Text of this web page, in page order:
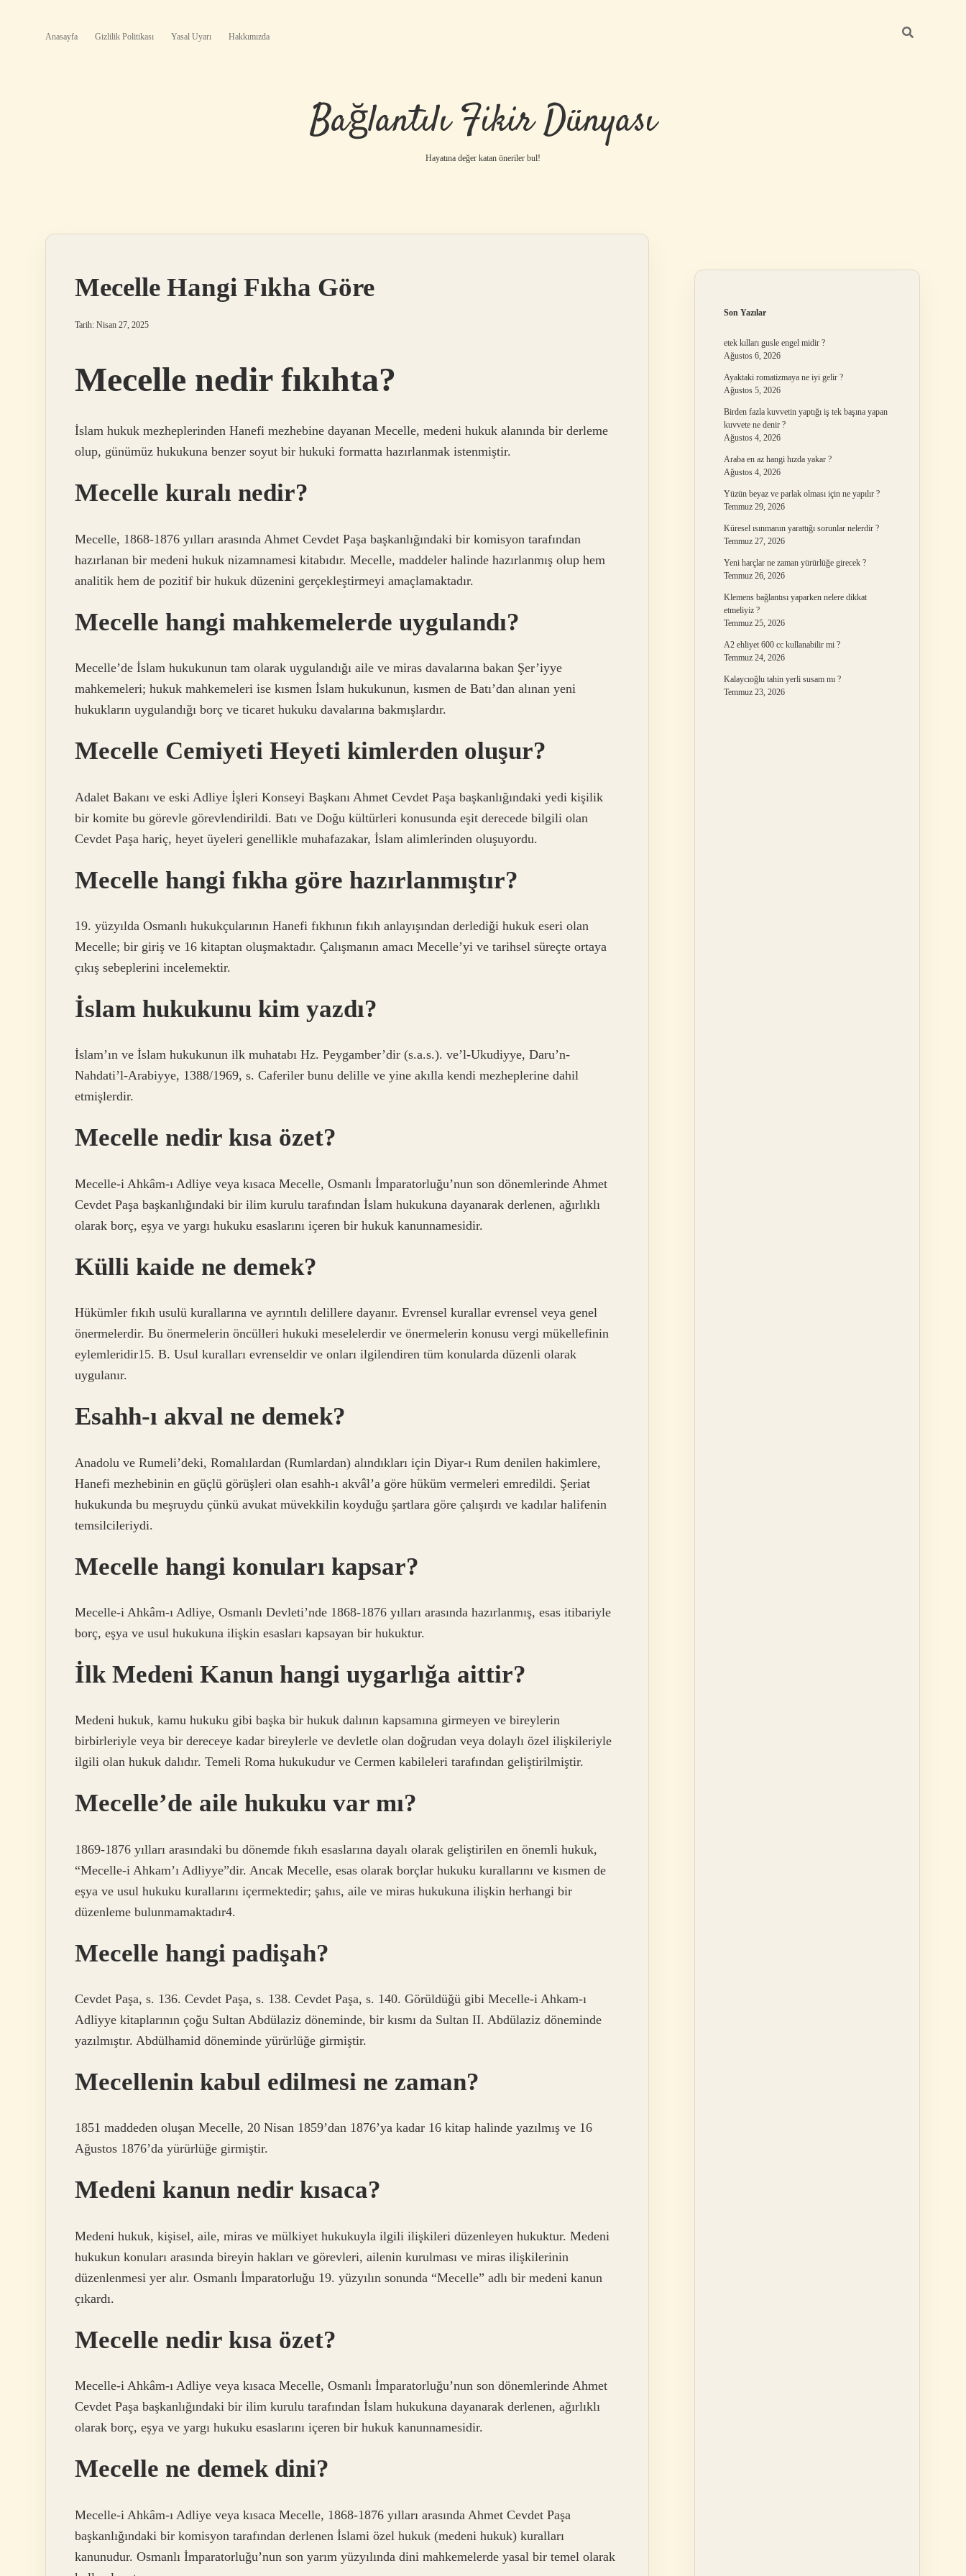
Anasayfa Gizlilik Politikası Yasal Uyarı Hakkımızda
Bağlantılı Fikir Dünyası
Hayatına değer katan öneriler bul!
Mecelle Hangi Fıkha Göre
Tarih: Nisan 27, 2025
Mecelle nedir fıkıhta?
İslam hukuk mezheplerinden Hanefi mezhebine dayanan Mecelle, medeni hukuk alanında bir derleme
olup, günümüz hukukuna benzer soyut bir hukuki formatta hazırlanmak istenmiştir.
Mecelle kuralı nedir?
Mecelle, 1868-1876 yılları arasında Ahmet Cevdet Paşa başkanlığındaki bir komisyon tarafından
hazırlanan bir medeni hukuk nizamnamesi kitabıdır. Mecelle, maddeler halinde hazırlanmış olup hem
analitik hem de pozitif bir hukuk düzenini gerçekleştirmeyi amaçlamaktadır.
Mecelle hangi mahkemelerde uygulandı?
Mecelle’de İslam hukukunun tam olarak uygulandığı aile ve miras davalarına bakan Şer’iyye
mahkemeleri; hukuk mahkemeleri ise kısmen İslam hukukunun, kısmen de Batı’dan alınan yeni
hukukların uygulandığı borç ve ticaret hukuku davalarına bakmışlardır.
Mecelle Cemiyeti Heyeti kimlerden oluşur?
Adalet Bakanı ve eski Adliye İşleri Konseyi Başkanı Ahmet Cevdet Paşa başkanlığındaki yedi kişilik
bir komite bu görevle görevlendirildi. Batı ve Doğu kültürleri konusunda eşit derecede bilgili olan
Cevdet Paşa hariç, heyet üyeleri genellikle muhafazakar, İslam alimlerinden oluşuyordu.
Mecelle hangi fıkha göre hazırlanmıştır?
19. yüzyılda Osmanlı hukukçularının Hanefi fıkhının fıkıh anlayışından derlediği hukuk eseri olan
Mecelle; bir giriş ve 16 kitaptan oluşmaktadır. Çalışmanın amacı Mecelle’yi ve tarihsel süreçte ortaya
çıkış sebeplerini incelemektir.
İslam hukukunu kim yazdı?
İslam’ın ve İslam hukukunun ilk muhatabı Hz. Peygamber’dir (s.a.s.). ve’l-Ukudiyye, Daru’n-
Nahdati’l-Arabiyye, 1388/1969, s. Caferiler bunu delille ve yine akılla kendi mezheplerine dahil
etmişlerdir.
Mecelle nedir kısa özet?
Mecelle-i Ahkâm-ı Adliye veya kısaca Mecelle, Osmanlı İmparatorluğu’nun son dönemlerinde Ahmet
Cevdet Paşa başkanlığındaki bir ilim kurulu tarafından İslam hukukuna dayanarak derlenen, ağırlıklı
olarak borç, eşya ve yargı hukuku esaslarını içeren bir hukuk kanunnamesidir.
Külli kaide ne demek?
Hükümler fıkıh usulü kurallarına ve ayrıntılı delillere dayanır. Evrensel kurallar evrensel veya genel
önermelerdir. Bu önermelerin öncülleri hukuki meselelerdir ve önermelerin konusu vergi mükellefinin
eylemleridir15. B. Usul kuralları evrenseldir ve onları ilgilendiren tüm konularda düzenli olarak
uygulanır.
Esahh-ı akval ne demek?
Anadolu ve Rumeli’deki, Romalılardan (Rumlardan) alındıkları için Diyar-ı Rum denilen hakimlere,
Hanefi mezhebinin en güçlü görüşleri olan esahh-ı akvâl’a göre hüküm vermeleri emredildi. Şeriat
hukukunda bu meşruydu çünkü avukat müvekkilin koyduğu şartlara göre çalışırdı ve kadılar halifenin
temsilcileriydi.
Mecelle hangi konuları kapsar?
Mecelle-i Ahkâm-ı Adliye, Osmanlı Devleti’nde 1868-1876 yılları arasında hazırlanmış, esas itibariyle
borç, eşya ve usul hukukuna ilişkin esasları kapsayan bir hukuktur.
İlk Medeni Kanun hangi uygarlığa aittir?
Medeni hukuk, kamu hukuku gibi başka bir hukuk dalının kapsamına girmeyen ve bireylerin
birbirleriyle veya bir dereceye kadar bireylerle ve devletle olan doğrudan veya dolaylı özel ilişkileriyle
ilgili olan hukuk dalıdır. Temeli Roma hukukudur ve Cermen kabileleri tarafından geliştirilmiştir.
Mecelle’de aile hukuku var mı?
1869-1876 yılları arasındaki bu dönemde fıkıh esaslarına dayalı olarak geliştirilen en önemli hukuk,
“Mecelle-i Ahkam’ı Adliyye”dir. Ancak Mecelle, esas olarak borçlar hukuku kurallarını ve kısmen de
eşya ve usul hukuku kurallarını içermektedir; şahıs, aile ve miras hukukuna ilişkin herhangi bir
düzenleme bulunmamaktadır4.
Mecelle hangi padişah?
Cevdet Paşa, s. 136. Cevdet Paşa, s. 138. Cevdet Paşa, s. 140. Görüldüğü gibi Mecelle-i Ahkam-ı
Adliyye kitaplarının çoğu Sultan Abdülaziz döneminde, bir kısmı da Sultan II. Abdülaziz döneminde
yazılmıştır. Abdülhamid döneminde yürürlüğe girmiştir.
Mecellenin kabul edilmesi ne zaman?
1851 maddeden oluşan Mecelle, 20 Nisan 1859’dan 1876’ya kadar 16 kitap halinde yazılmış ve 16
Ağustos 1876’da yürürlüğe girmiştir.
Medeni kanun nedir kısaca?
Medeni hukuk, kişisel, aile, miras ve mülkiyet hukukuyla ilgili ilişkileri düzenleyen hukuktur. Medeni
hukukun konuları arasında bireyin hakları ve görevleri, ailenin kurulması ve miras ilişkilerinin
düzenlenmesi yer alır. Osmanlı İmparatorluğu 19. yüzyılın sonunda “Mecelle” adlı bir medeni kanun
çıkardı.
Mecelle nedir kısa özet?
Mecelle-i Ahkâm-ı Adliye veya kısaca Mecelle, Osmanlı İmparatorluğu’nun son dönemlerinde Ahmet
Cevdet Paşa başkanlığındaki bir ilim kurulu tarafından İslam hukukuna dayanarak derlenen, ağırlıklı
olarak borç, eşya ve yargı hukuku esaslarını içeren bir hukuk kanunnamesidir.
Mecelle ne demek dini?
Mecelle-i Ahkâm-ı Adliye veya kısaca Mecelle, 1868-1876 yılları arasında Ahmet Cevdet Paşa
başkanlığındaki bir komisyon tarafından derlenen İslami özel hukuk (medeni hukuk) kuralları
kanunudur. Osmanlı İmparatorluğu’nun son yarım yüzyılında dini mahkemelerde yasal bir temel olarak
Son Yazılar
etek kılları gusle engel midir ?
Ağustos 6, 2026
Ayaktaki romatizmaya ne iyi gelir ?
Ağustos 5, 2026
Birden fazla kuvvetin yaptığı iş tek başına yapan
kuvvete ne denir ?
Ağustos 4, 2026
Araba en az hangi hızda yakar ?
Ağustos 4, 2026
Yüzün beyaz ve parlak olması için ne yapılır ?
Temmuz 29, 2026
Küresel ısınmanın yarattığı sorunlar nelerdir ?
Temmuz 27, 2026
Yeni harçlar ne zaman yürürlüğe girecek ?
Temmuz 26, 2026
Klemens bağlantısı yaparken nelere dikkat
etmeliyiz ?
Temmuz 25, 2026
A2 ehliyet 600 cc kullanabilir mi ?
Temmuz 24, 2026
Kalaycıoğlu tahin yerli susam mı ?
Temmuz 23, 2026